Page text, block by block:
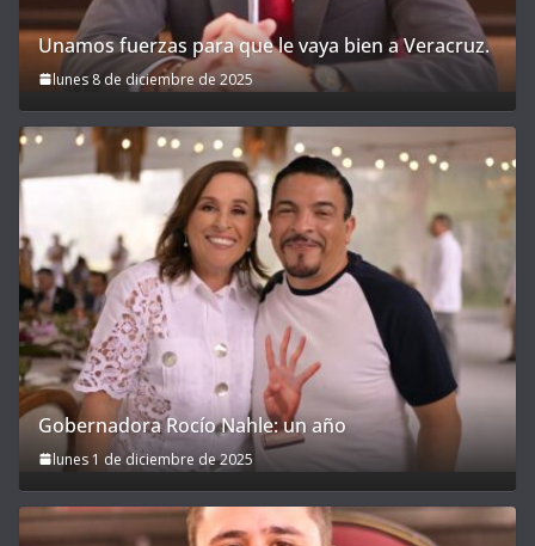
Unamos fuerzas para que le vaya bien a Veracruz.
lunes 8 de diciembre de 2025
Gobernadora Rocío Nahle: un año
lunes 1 de diciembre de 2025